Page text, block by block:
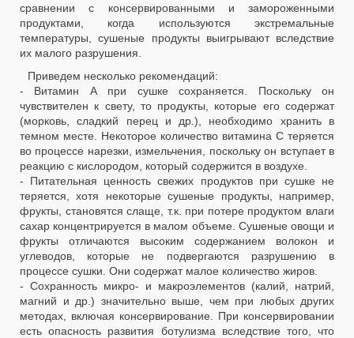
сравнении с консервированными и замороженными
продуктами, когда используются экстремальные
температуры, сушеные продукты выигрывают вследствие
их малого разрушения.
Приведем несколько рекомендаций:
- Витамин А при сушке сохраняется. Поскольку он
чувствителен к свету, то продукты, которые его содержат
(морковь, сладкий перец и др.), необходимо хранить в
темном месте. Некоторое количество витамина С теряется
во процессе нарезки, измельчения, поскольку он вступает в
реакцию с кислородом, который содержится в воздухе.
- Питательная ценность свежих продуктов при сушке не
теряется, хотя некоторые сушеные продукты, например,
фрукты, становятся слаще, т.к. при потере продуктом влаги
сахар концентрируется в малом объеме. Сушеные овощи и
фрукты отличаются высоким содержанием волокон и
углеводов, которые не подвергаются разрушению в
процессе сушки. Они содержат малое количество жиров.
- Сохранность микро- и макроэлементов (калий, натрий,
магний и др.) значительно выше, чем при любых других
методах, включая консервирование. При консервировании
есть опасность развития ботулизма вследствие того, что